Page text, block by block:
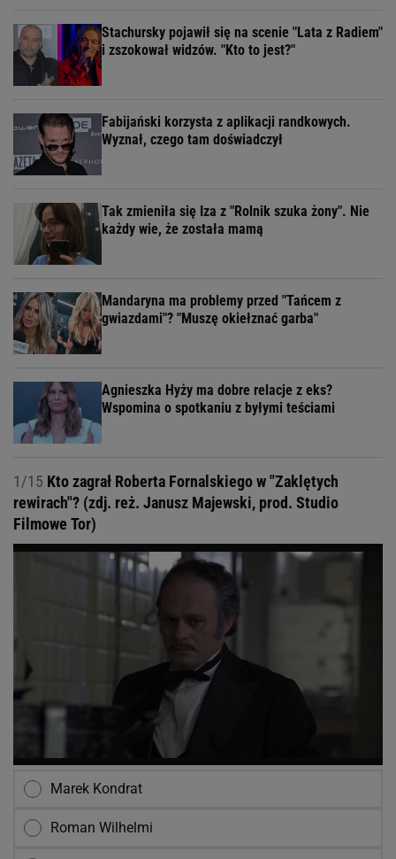
Stachursky pojawił się na scenie "Lata z Radiem"
i zszokował widzów. "Kto to jest?"
Fabijański korzysta z aplikacji randkowych.
Wyznał, czego tam doświadczył
Tak zmieniła się Iza z "Rolnik szuka żony". Nie
każdy wie, że została mamą
Mandaryna ma problemy przed "Tańcem z
gwiazdami"? "Muszę okiełznać garba"
Agnieszka Hyży ma dobre relacje z eks?
Wspomina o spotkaniu z byłymi teściami
1/15 Kto zagrał Roberta Fornalskiego w "Zaklętych
rewirach"? (zdj. reż. Janusz Majewski, prod. Studio
Filmowe Tor)
Marek Kondrat
Roman Wilhelmi